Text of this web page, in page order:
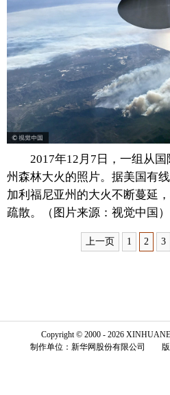
图片 视频
旅游 健康
金融 公益
富媒体 摄影
新华电视中文 新华
2017年12月7日，一组从国
州森林大火的照片。据美国有
加利福尼亚州的大火不断蔓延
疏散。（图片来源：视觉中国）
上一页 1 2 3
Copyright © 2000 - 2026
制作单位：新华网股份有限公司 版